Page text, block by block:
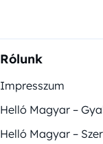
Rólunk
Impresszum
Helló Magyar –
Helló Magyar –